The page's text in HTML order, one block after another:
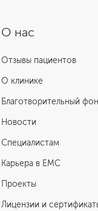
О нас
Отзывы пациентов
О клинике
Благотворительный
Новости
Специалистам
Карьера в ЕМС
Проекты
Лицензии и